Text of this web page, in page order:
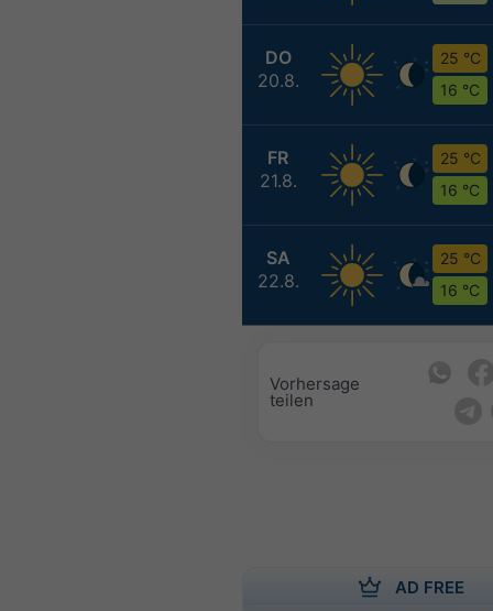
DO
20.8.
25 °C
16 °C
FR
21.8.
25 °C
16 °C
SA
22.8.
25 °C
16 °C
Vorhersage
teilen
AD FREE